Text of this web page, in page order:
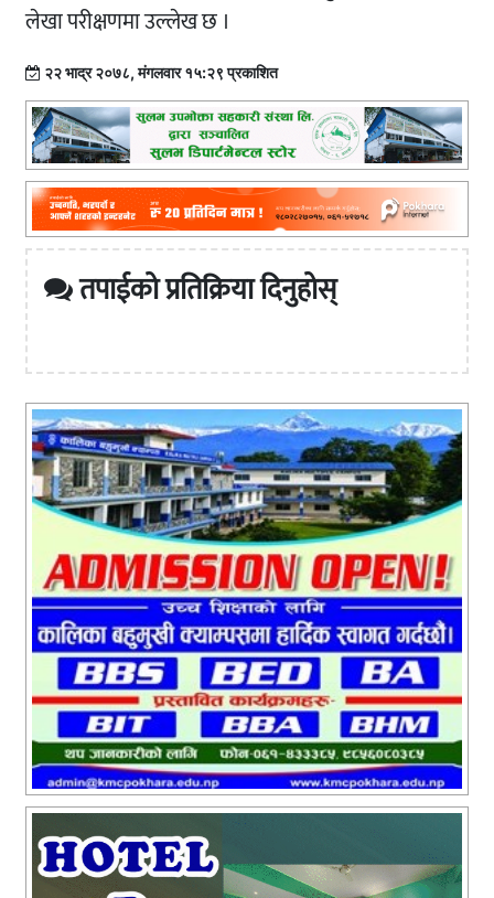
लेखा परीक्षणमा उल्लेख छ ।
२२ भाद्र २०७८, मंगलवार १५:२९ प्रकाशित
तपाईको प्रतिक्रिया दिनुहोस्